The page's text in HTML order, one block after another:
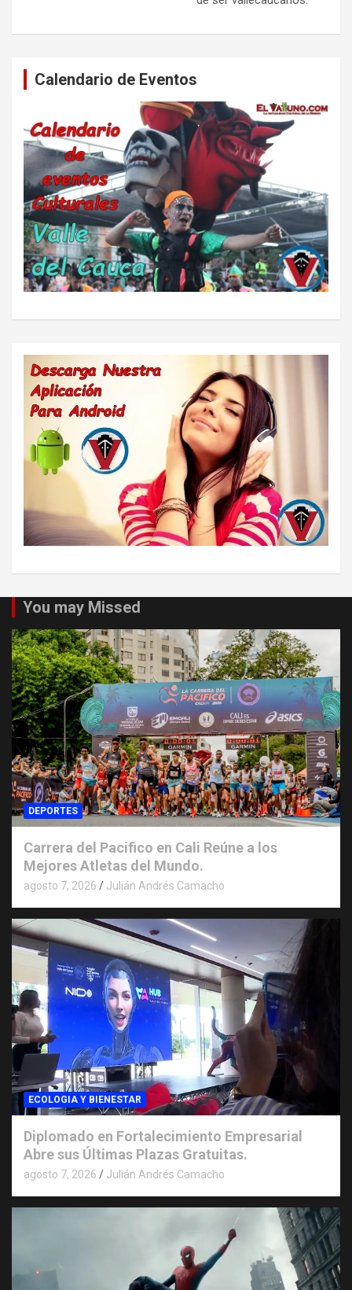
Calendario de Eventos
You may Missed
DEPORTES
Carrera del Pacifico en Cali Reúne a los
Mejores Atletas del Mundo.
agosto 7, 2026 Julián Andrés Camacho
ECOLOGIA Y BIENESTAR
Diplomado en Fortalecimiento Empresarial
Abre sus Últimas Plazas Gratuitas.
agosto 7, 2026 Julián Andrés Camacho